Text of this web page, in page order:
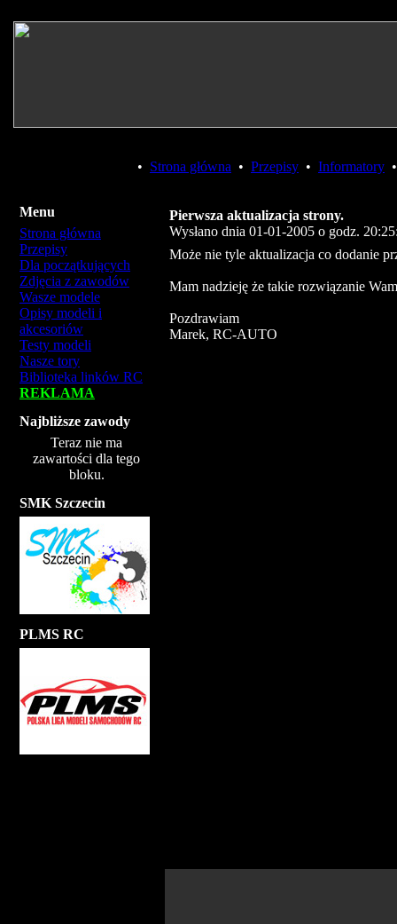
• Strona główna • Przepisy • Informatory
Menu
Strona główna
Przepisy
Dla początkujących
Zdjęcia z zawodów
Wasze modele
Opisy modeli i
akcesoriów
Testy modeli
Nasze tory
Biblioteka linków RC
REKLAMA
Najbliższe zawody
Teraz nie ma
zawartości dla tego
bloku.
SMK Szczecin
PLMS RC
Pierwsza aktualizacja strony.
Wysłano dnia 01-01-2005 o godz.
Może nie tyle aktualizacja co dodanie
Mam nadzieję że takie rozwiązanie
Pozdrawiam
Marek, RC-AUTO